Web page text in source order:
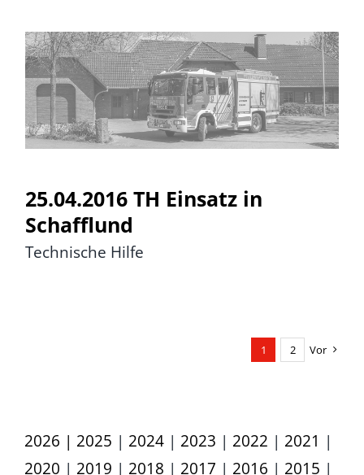
25.04.2016 TH Einsatz in
Schafflund
25.04.2016 TH Einsatz in
Schafflund
Technische Hilfe
1 2 Vor
2026 | 2025 | 2024| 2023 | 2022 | 2021 |
2020 | 2019 | 2018 | 2017 | 2016 | 2015 |